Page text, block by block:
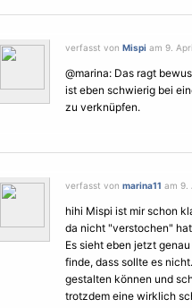
verfasst von Mispi am 9.
@marina: Das ragt
ist eben schwierig bei
zu verknüpfen.
verfasst von marina11 am 9.
hihi Mispi ist mir schon
da nicht "verstochen"
Es sieht eben jetzt
finde, dass sollte es
gestalten können und
trotzdem eine wirklich